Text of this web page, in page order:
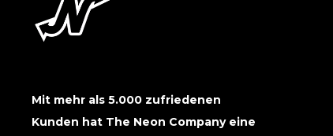
Mit mehr als 5.000 zufriedenen
Kunden hat The Neon Company eine